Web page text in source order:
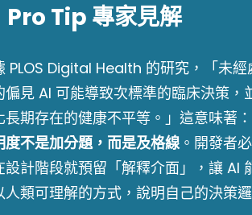
Pro Tip 專家見解
PLOS Digital Health 的研究，「未經
偏見 AI 可能導致次標準的臨床決策，
長期存在的健康不平等。」這意味著：
度不是加分題，而是及格線。開發者必
設計階段就預留「解釋介面」，讓 AI
人類可理解的方式，說明自己的決策邏